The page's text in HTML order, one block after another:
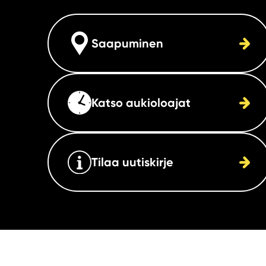
Saapuminen
Katso aukioloajat
Tilaa uutiskirje